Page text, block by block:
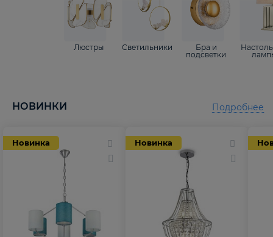
Люстры Светильники
Бра и
подсветки
НОВИНКИ
Новинка Новинка
Подробнее